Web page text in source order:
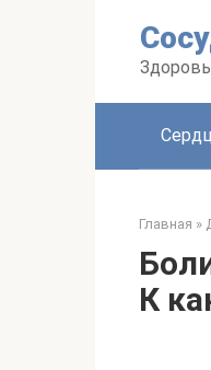
Главная »
К